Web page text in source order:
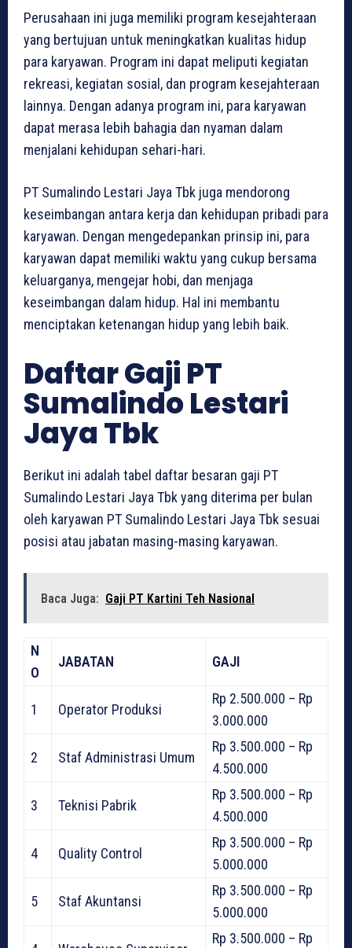
Perusahaan ini juga memiliki program kesejahteraan
yang bertujuan untuk meningkatkan kualitas hidup
para karyawan. Program ini dapat meliputi kegiatan
rekreasi, kegiatan sosial, dan program kesejahteraan
lainnya. Dengan adanya program ini, para karyawan
dapat merasa lebih bahagia dan nyaman dalam
menjalani kehidupan sehari-hari.
PT Sumalindo Lestari Jaya Tbk juga mendorong
keseimbangan antara kerja dan kehidupan pribadi para
karyawan. Dengan mengedepankan prinsip ini, para
karyawan dapat memiliki waktu yang cukup bersama
keluarganya, mengejar hobi, dan menjaga
keseimbangan dalam hidup. Hal ini membantu
menciptakan ketenangan hidup yang lebih baik.
Daftar Gaji PT
Sumalindo Lestari
Jaya Tbk
Berikut ini adalah tabel daftar besaran gaji PT
Sumalindo Lestari Jaya Tbk yang diterima per bulan
oleh karyawan PT Sumalindo Lestari Jaya Tbk sesuai
posisi atau jabatan masing-masing karyawan.
Baca Juga: Gaji PT Kartini Teh Nasional
N
O
JABATAN GAJI
1 Operator Produksi
Rp 2.500.000 – Rp
3.000.000
2 Staf Administrasi Umum
Rp 3.500.000 – Rp
4.500.000
3 Teknisi Pabrik
Rp 3.500.000 – Rp
4.500.000
4 Quality Control
Rp 3.500.000 – Rp
5.000.000
5 Staf Akuntansi
Rp 3.500.000 – Rp
5.000.000
Rp 3.500.000 – Rp